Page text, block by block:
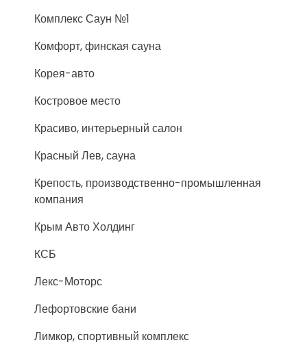
Комплекс Саун №1
Комфорт, финская сауна
Корея-авто
Костровое место
Красиво, интерьерный салон
Красный Лев, сауна
Крепость, производственно-промышленная
компания
Крым Авто Холдинг
КСБ
Лекс-Моторс
Лефортовские бани
Лимкор, спортивный комплекс